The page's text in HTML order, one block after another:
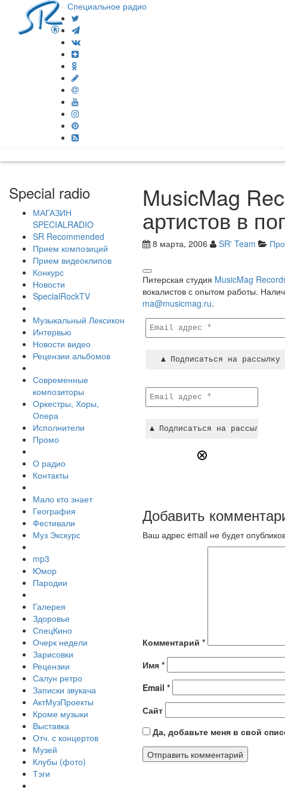
Специальное радио
Special radio
МАГАЗИН
SPECIALRADIO
SR Recommended
Прием композиций
Прием видеоклипов
Конкурс
Новости
SpecialRockTV
Музыкальный Лексикон
Интервью
Новости видео
Рецензии альбомов
Современные
композиторы
Оркестры, Хоры,
Опера
Исполнители
Промо
О радио
Контакты
Мало кто знает
География
Фестивали
Муз Экскурс
mp3
Юмор
Пародии
Галерея
Здоровье
СпецКино
Очерк недели
Зарисовки
Рецензии
Салун ретро
Записки звукача
АктМузПроекты
Кроме музыки
Выставка
Отч. с концертов
Музей
Клубы (фото)
Тэги
MusicMag
артистов в
8 марта, 2006 SR' Team
Питерская студия MusicMag
вокалистов с опытом работы.
ma@musicmag.ru.
Добавить
Ваш адрес email не будет
Комментарий *
Имя *
Email *
Сайт
Да, добавьте меня в свой